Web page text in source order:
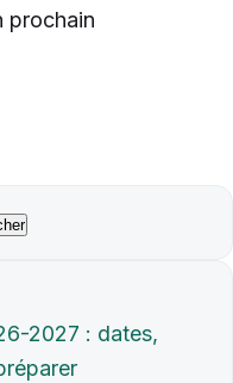
prochain
2027 : dates,